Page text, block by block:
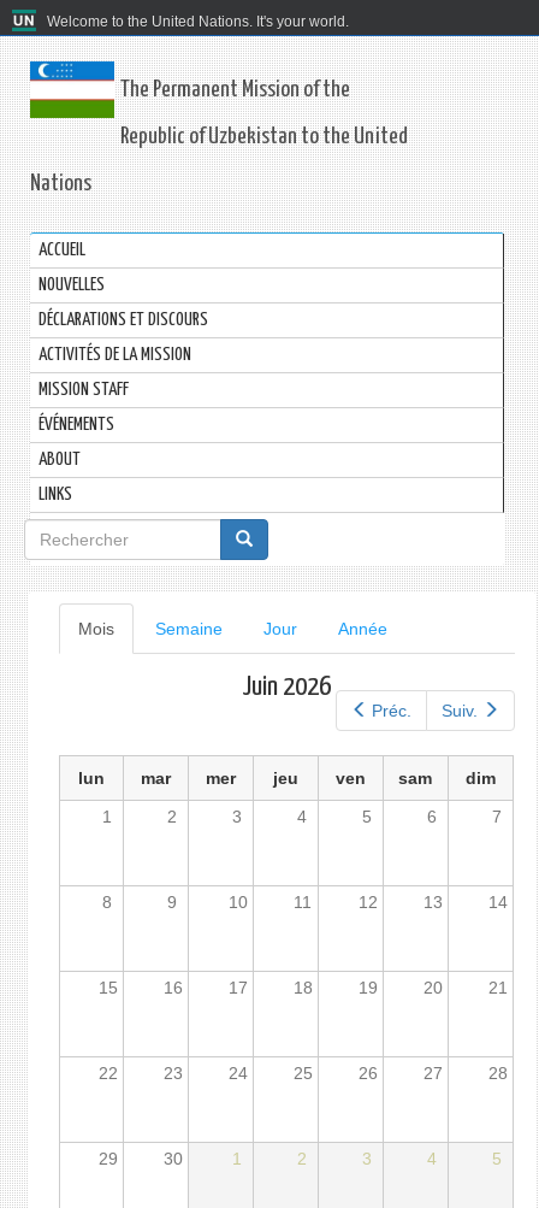
Welcome to the United Nations. It's your world.
The Permanent Mission of the
Republic of Uzbekistan to the United
Nations
ACCUEIL
NOUVELLES
DÉCLARATIONS ET DISCOURS
ACTIVITÉS DE LA MISSION
MISSION STAFF
ÉVÉNEMENTS
ABOUT
LINKS
Formulaire
de
recherche
Onglets
principaux
Mois(onglet
actif)
Semaine Jour Année
Préc. Suiv.
Juin 2026
lun mar mer jeu ven sam
dim
1
2 3 4 5 6 7
8 9 10 11 12 13 14
15 16 17 18 19 20 21
22 23 24 25 26 27 28
29 30 1 2 3 4 5